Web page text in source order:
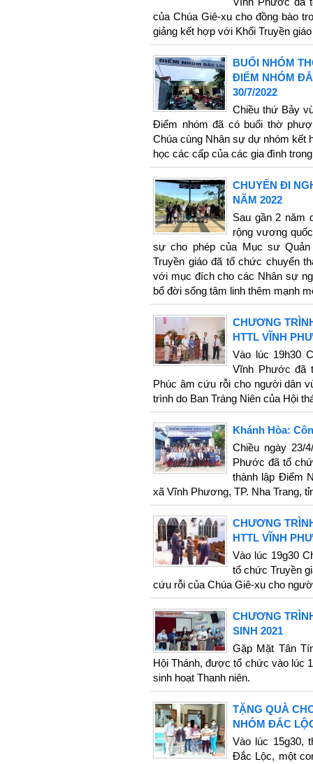
của Chúa Giê-xu cho đồng bào
giảng kết hợp với Khối Truyền
BUỔI NHÓM
ĐIỂM NHÓM
30/7/2022
Chiều thứ Bảy
Điểm nhóm đã có buổi thờ
Chúa cùng Nhân sự dự nhóm kết
học các cấp của các gia đình
CHUYẾN ĐI
NĂM 2022
Sau gần 2 năm
rộng vương
sự cho phép của Mục sư
Truyền giáo đã tổ chức chuyến
với mục đích cho các Nhân sự
bổ đời sống tâm linh thêm mạnh
CHƯƠNG
HTTL VĨNH
Vào lúc 19h30
Vĩnh Phước đã
Phúc âm cứu rỗi cho người dân
trình do Ban Tráng Niên của Hội
Khánh Hòa:
Chiều ngày 23/
Phước đã tổ
thành lập Điểm
xã Vĩnh Phương, TP. Nha Trang,
CHƯƠNG
HTTL VĨNH
Vào lúc 19g30
tổ chức Truyền
cứu rỗi của Chúa Giê-xu cho
CHƯƠNG
SINH 2021
Gặp Mặt Tân
Hội Thánh, được tổ chức vào lúc
sinh hoạt Thanh niên.
TẶNG QUÀ
NHÓM ĐẮC
Vào lúc 15g30,
Đắc Lộc, một